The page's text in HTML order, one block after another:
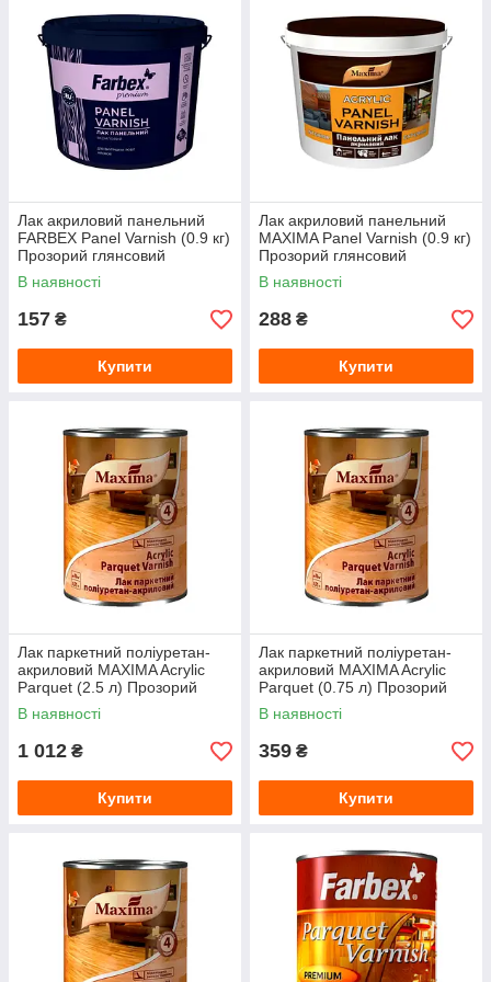
Лак акриловий панельний
FARBEX Panel Varnish (0.9 кг)
Прозорий глянсовий
В наявності
157 ₴
Купити
Лак акриловий панельний
MAXIMA Panel Varnish (0.9 кг)
Прозорий глянсовий
В наявності
288 ₴
Купити
Лак паркетний поліуретан-
акриловий MAXIMA Acrylic
Parquet (2.5 л) Прозорий
глянсовий
В наявності
1 012 ₴
Купити
Лак паркетний поліуретан-
акриловий MAXIMA Acrylic
Parquet (0.75 л) Прозорий
напівматовий
В наявності
359 ₴
Купити